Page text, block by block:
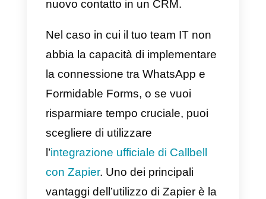
Ciao {{1}}, grazie per aver
completato questo modulo, il
nostro team ti contatterà il
prima possibile.
Le implementazioni dell’API ti
consentiranno di creare una
regola in modo che la variabile